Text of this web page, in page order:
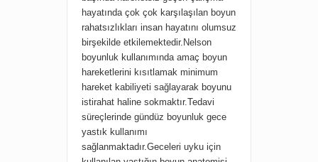
hayatında çok çok karşılaşılan boyun
rahatsızlıkları insan hayatını olumsuz
birşekilde etkilemektedir.Nelson
boyunluk kullanımında amaç boyun
hareketlerini kısıtlamak minimum
hareket kabiliyeti sağlayarak boyunu
istirahat haline sokmaktır.Tedavi
süreçlerinde gündüz boyunluk gece
yastık kullanımı
sağlanmaktadır.Geceleri uyku için